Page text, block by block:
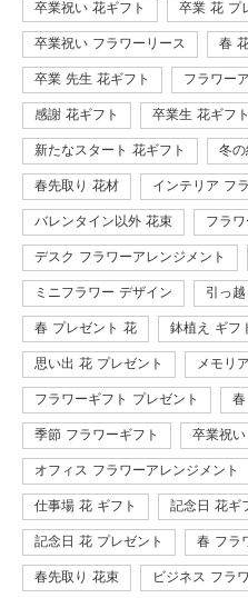
卒業祝い 花ギフト 卒業 花 プ
卒業祝い フラワーリース 春
卒業 先生 花ギフト フラワー
感謝 花ギフト 卒業生 花ギフト
新たなスタート 花ギフト 冬の
春先取り 花材 インテリア フ
バレンタイン以外 花束 フラ
デスク フラワーアレンジメント
ミニフラワー デザイン 引っ
春 プレゼント 花 鉢植え ギフ
思い出 花 プレゼント メモリ
フラワーギフト プレゼント 春
季節 フラワーギフト 卒業祝
オフィス フラワーアレンジメント
仕事場 花 ギフト 記念日 花ギ
記念日 花 プレゼント 春 フラ
春先取り 花束 ビジネス フラ